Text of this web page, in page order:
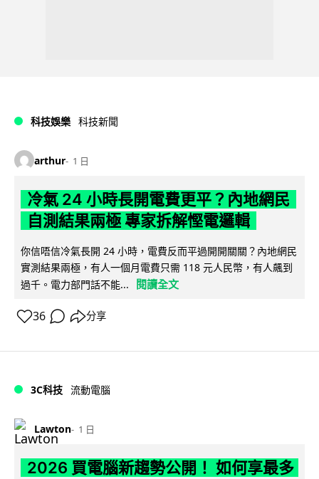
科技娛樂 科技新聞
arthur 1 日
冷氣 24 小時長開電費更平？內地網民
自測結果兩極 專家拆解慳電邏輯
你信唔信冷氣長開 24 小時，電費反而平過開開關關？內地網民
實測結果兩極，有人一個月電費只需 118 元人民幣，有人飆到
過千。電力部門話不能...
閱讀全文
36 分享
3C科技 流動電腦
Lawton 1 日
2026 買電腦新趨勢公開！ 如何享最多